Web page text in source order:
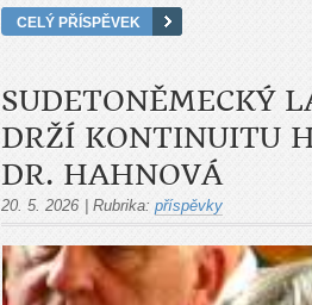
CELÝ PŘÍSPĚVEK
SUDETONĚMECKÝ
DRŽÍ KONTINUITU
DR. HAHNOVÁ
20. 5. 2026 | Rubrika: příspěvky